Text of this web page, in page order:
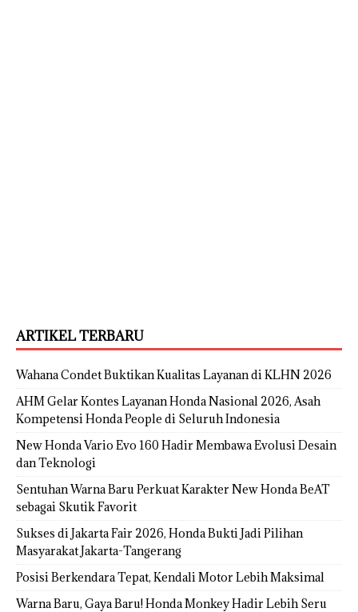
ARTIKEL TERBARU
Wahana Condet Buktikan Kualitas Layanan di KLHN 2026
AHM Gelar Kontes Layanan Honda Nasional 2026, Asah
Kompetensi Honda People di Seluruh Indonesia
New Honda Vario Evo 160 Hadir Membawa Evolusi Desain
dan Teknologi
Sentuhan Warna Baru Perkuat Karakter New Honda BeAT
sebagai Skutik Favorit
Sukses di Jakarta Fair 2026, Honda Bukti Jadi Pilihan
Masyarakat Jakarta-Tangerang
Posisi Berkendara Tepat, Kendali Motor Lebih Maksimal
Warna Baru, Gaya Baru! Honda Monkey Hadir Lebih Seru